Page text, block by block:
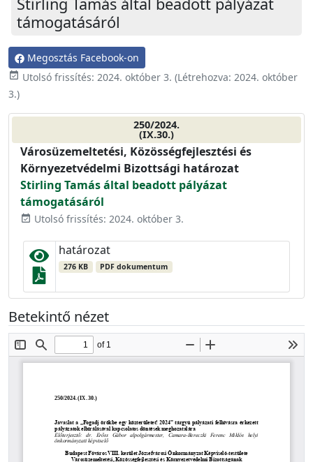
támogatásáról
Megosztás Facebook-on
event_available Utolsó frissítés: 2024. október 3. (Létrehozva: 2024. október
3.)
250/2024.
(IX.30.)
Városüzemeltetési, Közösségfejlesztési és
Környezetvédelmi Bizottsági határozat
Stirling Tamás által beadott pályázat
támogatásáról
event_available Utolsó frissítés: 2024. október 3.
határozat
276 KB PDF dokumentum
Betekintő nézet